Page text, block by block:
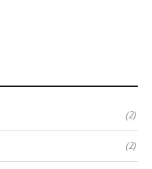
(2)
(2)